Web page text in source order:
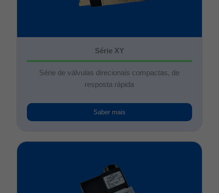
Série XY
Série de válvulas direcionais compactas, de
resposta rápida
Saber mais